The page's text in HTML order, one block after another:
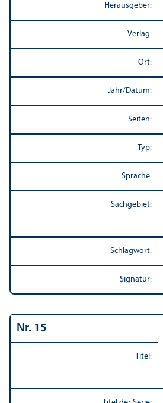
Herausgeber:
Verlag:
Ort:
Jahr/Datum:
Seiten:
Typ:
Sprache:
Sachgebiet:
Schlagwort:
Signatur:
Nr. 15
Titel: